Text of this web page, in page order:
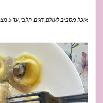
אוכל מסביב לעולם ,דגים חלבי ,עד 5 מצרכים